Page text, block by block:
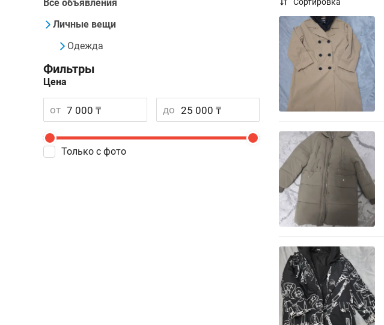
Все объявления
Личные вещи
Одежда
Фильтры
Цена
от до
Только с фото